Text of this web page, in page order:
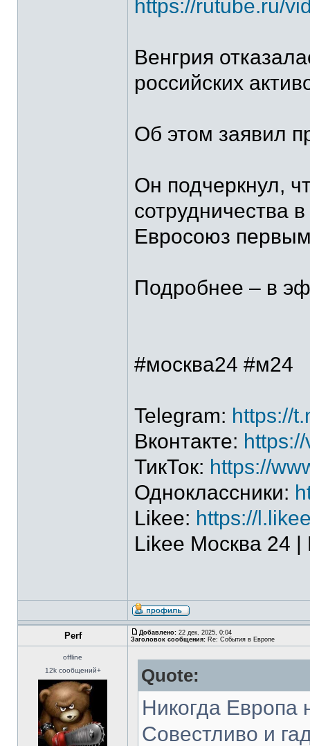
https://rutube.ru/
Венгрия
российских
Об этом заявил
Он подчеркнул,
сотрудничества
Евросоюз
Подробнее – в
#москва24 #м24
Telegram: https://
Вконтакте:
ТикТок: https://
Одноклассники:
Likee: https://
Likee Москва 24
Perf Добавлено: 22 дек, 2025, 0:04
Заголовок сообщения: Re: События в Европе
offline
12k сообщений+
Quote:
Никогда Европа
Совестливо и